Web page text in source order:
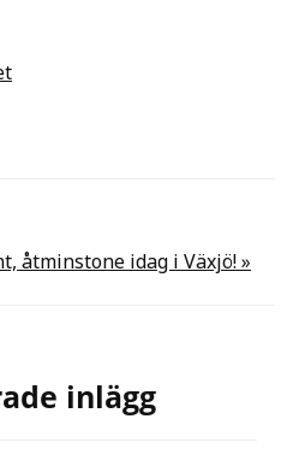
åtminstone idag i Växjö! »
inlägg